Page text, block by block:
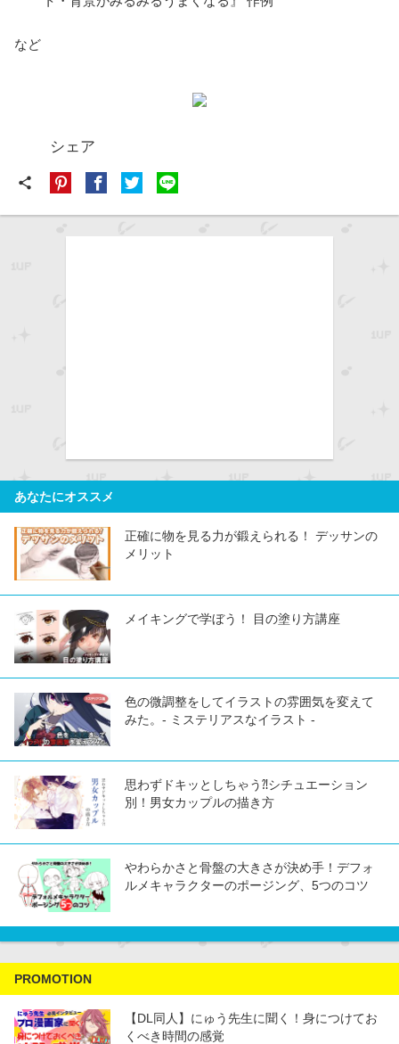
など
シェア
share
あなたにオススメ
正確に物を見る力が鍛えられる！ デッサンの
メリット
メイキングで学ぼう！ 目の塗り方講座
色の微調整をしてイラストの雰囲気を変えて
みた。- ミステリアスなイラスト -
思わずドキッとしちゃう⁈シチュエーション
別！男女カップルの描き方
やわらかさと骨盤の大きさが決め手！デフォ
ルメキャラクターのポージング、5つのコツ
PROMOTION
【DL同人】にゅう先生に聞く！身につけてお
くべき時間の感覚